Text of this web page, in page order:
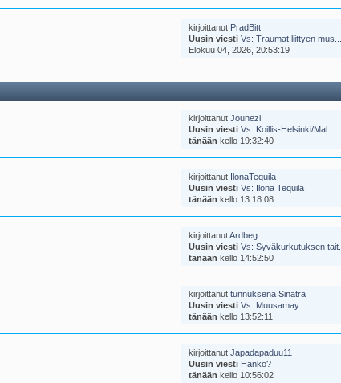
kirjoittanut PradBitt
Uusin viesti Vs: Traumat liittyen mus...
Elokuu 04, 2026, 20:53:19
kirjoittanutJounezi
Uusin viesti Vs: Koillis-Helsinki/Mal...
tänään kello 19:32:40
kirjoittanut IlonaTequila
Uusin viesti Vs: Ilona Tequila
tänään kello 13:18:08
kirjoittanutArdbeg
Uusin viesti Vs: Syväkurkutuksen tait...
tänään kello 14:52:50
kirjoittanuttunnuksena Sinatra
Uusin viesti Vs: Muusamay
tänään kello 13:52:11
kirjoittanutJapadapaduu11
Uusin viesti Hanko?
tänään kello 10:56:02